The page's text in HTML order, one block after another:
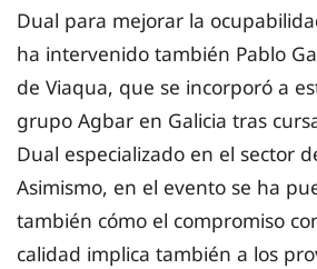
Dual para mejorar la
ha intervenido también Pablo
de Viaqua, que se incorporó a
grupo Agbar en Galicia tras
Dual especializado en el sector
Asimismo, en el evento se ha
también cómo el compromiso
calidad implica también a los